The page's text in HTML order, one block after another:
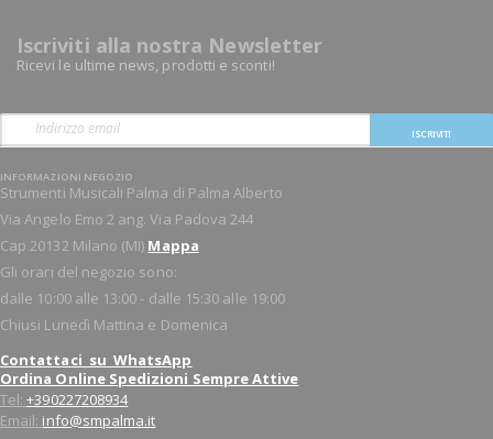
Iscriviti alla nostra Newsletter
Ricevi le ultime news, prodotti e sconti!
ISCRIVITI
INFORMAZIONI NEGOZIO
Strumenti Musicali Palma di Palma Alberto
Via Angelo Emo 2 ang. Via Padova 244
Cap 20132 Milano (MI) Mappa
Gli orari del negozio sono:
dalle 10:00 alle 13:00 - dalle 15:30 alle 19:00
Chiusi Lunedì Mattina e Domenica
Contattaci su WhatsApp
Ordina Online Spedizioni Sempre Attive
Tel:+390227208934
Email: info@smpalma.it